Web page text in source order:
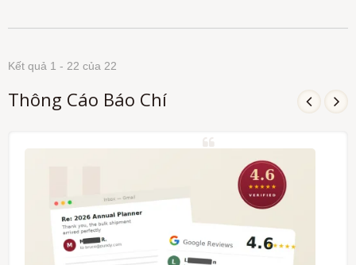
Kết quả 1 - 22 của 22
Thông Cáo Báo Chí